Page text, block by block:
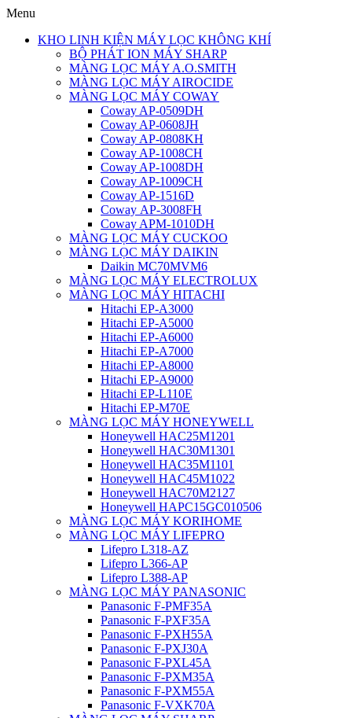
Menu
KHO LINH KIỆN MÁY LỌC KHÔNG KHÍ
BỘ PHÁT ION MÁY SHARP
MÀNG LỌC MÁY A.O.SMITH
MÀNG LỌC MÁY AIROCIDE
MÀNG LỌC MÁY COWAY
Coway AP-0509DH
Coway AP-0608JH
Coway AP-0808KH
Coway AP-1008CH
Coway AP-1008DH
Coway AP-1009CH
Coway AP-1516D
Coway AP-3008FH
Coway APM-1010DH
MÀNG LỌC MÁY CUCKOO
MÀNG LỌC MÁY DAIKIN
Daikin MC70MVM6
MÀNG LỌC MÁY ELECTROLUX
MÀNG LỌC MÁY HITACHI
Hitachi EP-A3000
Hitachi EP-A5000
Hitachi EP-A6000
Hitachi EP-A7000
Hitachi EP-A8000
Hitachi EP-A9000
Hitachi EP-L110E
Hitachi EP-M70E
MÀNG LỌC MÁY HONEYWELL
Honeywell HAC25M1201
Honeywell HAC30M1301
Honeywell HAC35M1101
Honeywell HAC45M1022
Honeywell HAC70M2127
Honeywell HAPC15GC010506
MÀNG LỌC MÁY KORIHOME
MÀNG LỌC MÁY LIFEPRO
Lifepro L318-AZ
Lifepro L366-AP
Lifepro L388-AP
MÀNG LỌC MÁY PANASONIC
Panasonic F-PMF35A
Panasonic F-PXF35A
Panasonic F-PXH55A
Panasonic F-PXJ30A
Panasonic F-PXL45A
Panasonic F-PXM35A
Panasonic F-PXM55A
Panasonic F-VXK70A